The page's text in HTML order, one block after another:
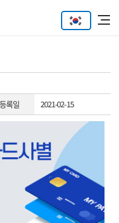
등록일 2021-02-15